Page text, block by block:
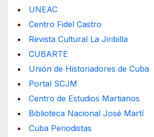
UNEAC
Centro Fidel Castro
Revista Cultural La Jiribilla
CUBARTE
Unión de Historiadores de Cuba
Portal SCJM
Centro de Estudios Martianos
Biblioteca Nacional José Martí
Cuba Periodistas